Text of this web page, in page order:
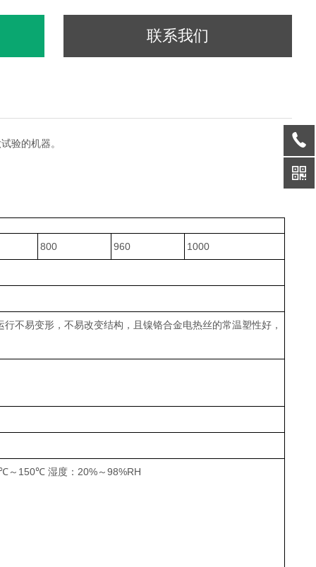
联系我们
验的机器。
800 960 1000
不易变形，不易改变结构，且镍铬合金电热丝的常温塑性好，
150℃ 湿度：20%～98%RH